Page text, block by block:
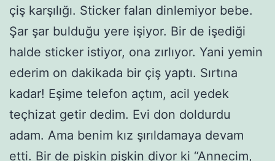
çiş karşılığı. Sticker falan dinlemiyor bebe.
Şar şar bulduğu yere işiyor. Bir de işediği
halde sticker istiyor, ona zırlıyor. Yani yemin
ederim on dakikada bir çiş yaptı. Sırtına
kadar! Eşime telefon açtım, acil yedek
teçhizat getir dedim. Evi don doldurdu
adam. Ama benim kız şırıldamaya devam
etti. Bir de pişkin pişkin diyor ki “Annecim,